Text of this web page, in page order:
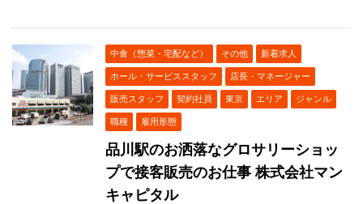
中食（惣菜・宅配など） その他 新着求人
ホール・サービススタッフ 店長・マネージャー
販売スタッフ 契約社員 東京 エリア ジャンル
職種 雇用形態
品川駅のお洒落なグロサリーショッ
プで接客販売のお仕事 株式会社マン
キャピタル